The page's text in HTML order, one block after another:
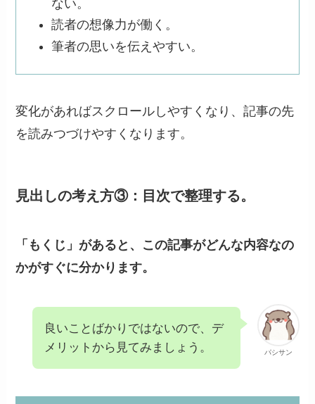
ない。
読者の想像力が働く。
筆者の思いを伝えやすい。
変化があればスクロールしやすくなり、記事の先
を読みつづけやすくなります。
見出しの考え方③：目次で整理する。
「もくじ」があると、この記事がどんな内容なの
かがすぐに分かります。
パシサン
良いことばかりではないので、デ
メリットから見てみましょう。